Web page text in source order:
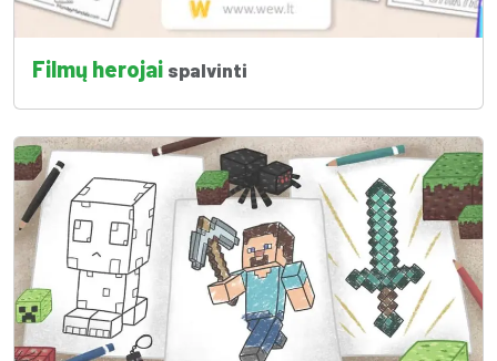
Filmų herojai spalvinti